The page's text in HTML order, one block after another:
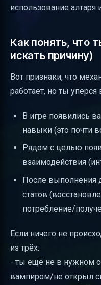
использование алтаря
Как понять, что
искать причину)
Вот признаки, что
работает, но ты
В игре появились
навыки (это почти
Рядом с целью
взаимодействия
После выполнения
статов
потребление/
Если ничего не
из трёх:
- ты ещё не в нужном
вампиром/не открыл